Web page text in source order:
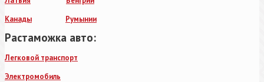
Канады
Румынии
Растаможка авто:
Легковой транспорт
Электромобиль